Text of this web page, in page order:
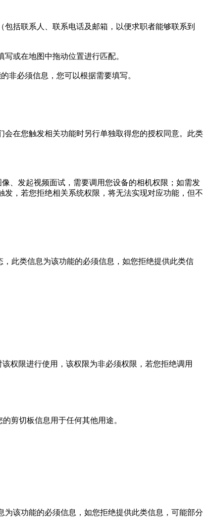
括联系人、联系电话及邮箱，以便求职者能够联系到
或在地图中拖动位置进行匹配。
非必须信息，您可以根据需要填写。
在您触发相关功能时另行单独取得您的授权同意。此类
、发起视频面试，需要调用您设备的相机权限；如需发
，若您拒绝相关系统权限，将无法实现对应功能，但不
此类信息为该功能的必须信息，如您拒绝提供此类信
权限进行使用，该权限为非必须权限，若您拒绝调用
剪切板信息用于任何其他用途。
该功能的必须信息，如您拒绝提供此类信息，可能部分